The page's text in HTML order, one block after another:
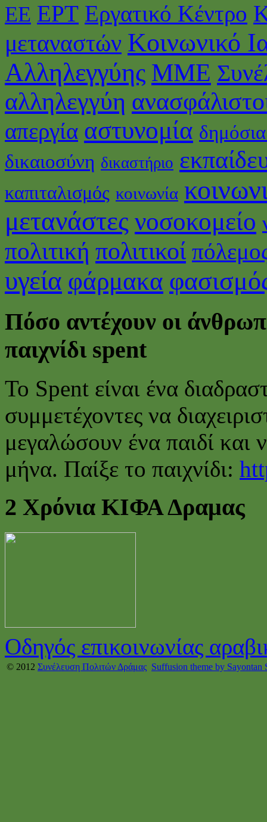
ΕΕ ΕΡΤ Εργατικό Κέντρο
μεταναστών Κοινωνικό
Αλληλεγγύης ΜΜΕ
αλληλεγγύη
απεργία αστυνομία
δικαιοσύνη δικαστήριο
καπιταλισμός κοινωνία
μετανάστες νοσοκομείο
πολιτική πολιτικοί
υγεία φάρμακα
Πόσο αντέχουν οι
παιχνίδι spent
To Spent είναι ένα
συμμετέχοντες να
μεγαλώσουν ένα παιδί
μήνα. Παίξε το παιχνίδι:
2 Χρόνια ΚΙΦΑ Δραμας
Οδηγός επικοινωνίας
© 2012 Συνέλευση Πολιτών Δράμας Suffusion theme by Sayontan